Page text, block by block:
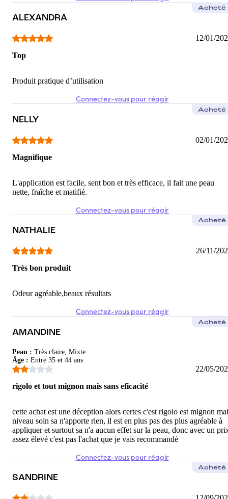
ALEXANDRA
Acheté
12/01/
Top
Produit pratique d’utilisation
Connectez-vous pour réagir
NELLY
Acheté
02/01/
Magnifique
L'application est facile, sent bon et très efficace, il fait une peau
nette, fraîche et matifié.
Connectez-vous pour réagir
NATHALIE
Acheté
26/11/
Très bon produit
Odeur agréable,beaux résultats
Connectez-vous pour réagir
AMANDINE
Peau : Très claire, Mixte
Âge : Entre 35 et 44 ans
Acheté
22/05/
rigolo et tout mignon mais sans eficacité
cette achat est une déception alors certes c'est rigolo est mignon
niveau soin sa n'apporte rien, il est en plus pas des plus agréable à
appliquer et surtout sa n'a aucun effet sur la peau, donc avec un
assez élevé c'est pas l'achat que je vais recommandé
Connectez-vous pour réagir
SANDRINE
Acheté